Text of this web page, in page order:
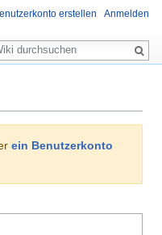
ein Benutzerkonto
erstellen Anmelden